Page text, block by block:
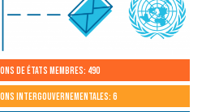
de États membres: 490
intergouvernementales: 6